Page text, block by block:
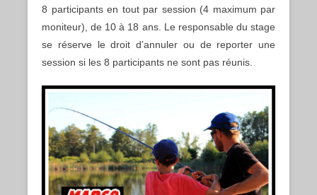
8 participants en tout par session (4 maximum par
moniteur), de 10 à 18 ans. Le responsable du stage
se réserve le droit d’annuler ou de reporter une
session si les 8 participants ne sont pas réunis.